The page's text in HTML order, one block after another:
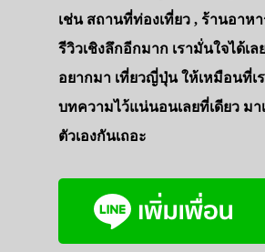
เช่น สถานที่ท่องเที่ยว , ร้านอาห
รีวิวเชิงลึกอีกมาก เรามั่นใจได้เ
อยากมา เที่ยวญี่ปุ่น ให้เหมือนที่เ
บทความไว้แน่นอนเลยที่เดียว ม
ตัวเองกันเถอะ